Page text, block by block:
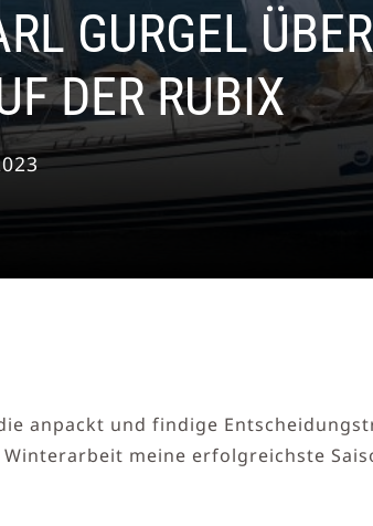
GURGEL
DER RUBIX
anpackt und findige
meine erfolgreichste